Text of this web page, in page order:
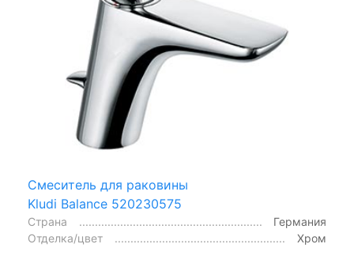
Смеситель для раковины
Kludi Balance 520230575
Страна
Германия
Отделка/цвет
Хром